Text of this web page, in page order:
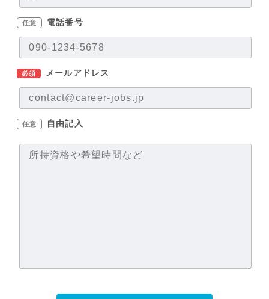
任意 電話番号
必須 メールアドレス
任意 自由記入